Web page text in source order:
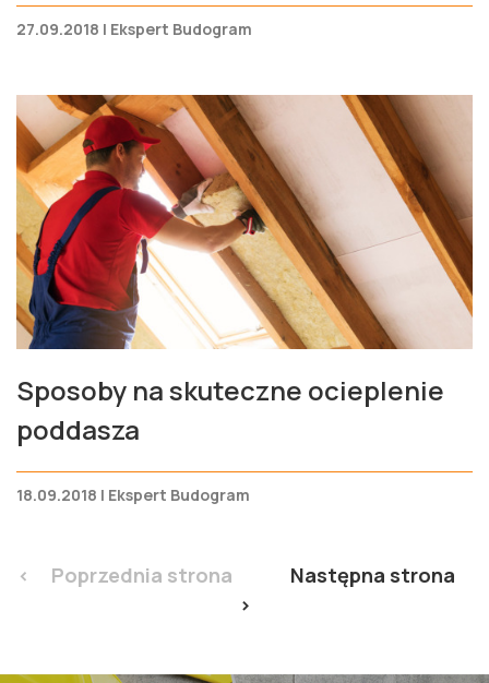
27.09.2018 | Ekspert Budogram
Sposoby na skuteczne ocieplenie
poddasza
18.09.2018 | Ekspert Budogram
< Poprzednia strona
Następna strona
>